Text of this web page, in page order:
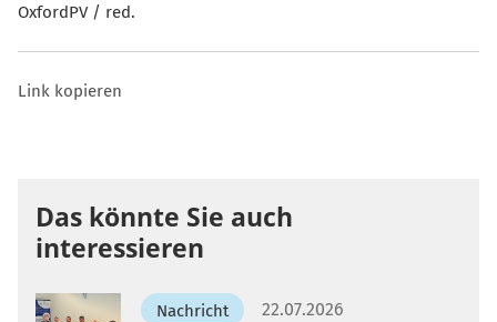
OxfordPV / red.
Link kopieren
Das könnte Sie auch
interessieren
Nachricht
22.07.2026